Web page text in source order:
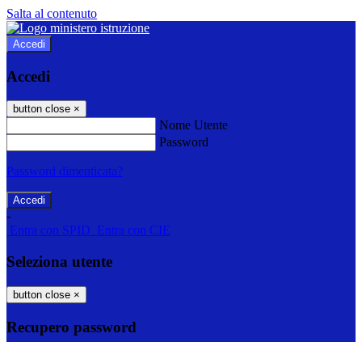
Salta al contenuto
Accedi
Accedi
button close ×
Nome Utente
Password
Password dimenticata?
-
Entra con SPID Entra con CIE
Seleziona utente
button close ×
Recupero password